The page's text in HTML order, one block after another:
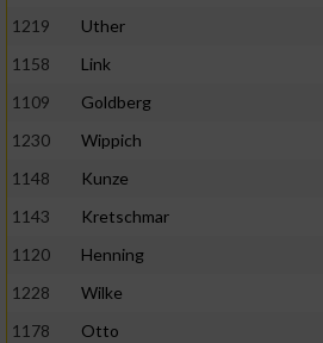
1219
Uther
1158
Link
1109
Goldberg
1230
Wippich
1148
Kunze
1143
Kretschmar
1120
Henning
1228
Wilke
1178
Otto